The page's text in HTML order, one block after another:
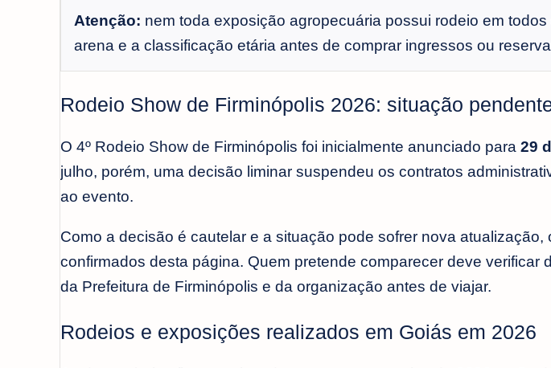
Atenção: nem toda exposição agropecuária possui rodeio em
arena e a classificação etária antes de comprar ingressos ou
Rodeio Show de Firminópolis 2026: situação
O 4º Rodeio Show de Firminópolis foi inicialmente anunciado para 29
julho, porém, uma decisão liminar suspendeu os contratos
ao evento.
Como a decisão é cautelar e a situação pode sofrer nova
confirmados desta página. Quem pretende comparecer deve verificar
da Prefeitura de Firminópolis e da organização antes de viajar.
Rodeios e exposições realizados em Goiás em 2026